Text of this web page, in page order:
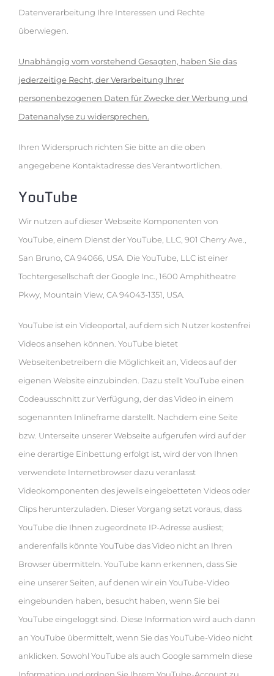
Datenverarbeitung Ihre Interessen und Rechte
überwiegen.
Unabhängig vom vorstehend Gesagten, haben Sie das
jederzeitige Recht, der Verarbeitung Ihrer
personenbezogenen Daten für Zwecke der Werbung und
Datenanalyse zu widersprechen.
Ihren Widerspruch richten Sie bitte an die oben
angegebene Kontaktadresse des Verantwortlichen.
YouTube
Wir nutzen auf dieser Webseite Komponenten von
YouTube, einem Dienst der YouTube, LLC, 901 Cherry Ave.,
San Bruno, CA 94066, USA. Die YouTube, LLC ist einer
Tochtergesellschaft der Google Inc., 1600 Amphitheatre
Pkwy, Mountain View, CA 94043-1351, USA.
YouTube ist ein Videoportal, auf dem sich Nutzer kostenfrei
Videos ansehen können. YouTube bietet
Webseitenbetreibern die Möglichkeit an, Videos auf der
eigenen Website einzubinden. Dazu stellt YouTube einen
Codeausschnitt zur Verfügung, der das Video in einem
sogenannten Inlineframe darstellt. Nachdem eine Seite
bzw. Unterseite unserer Webseite aufgerufen wird auf der
eine derartige Einbettung erfolgt ist, wird der von Ihnen
verwendete Internetbrowser dazu veranlasst
Videokomponenten des jeweils eingebetteten Videos oder
Clips herunterzuladen. Dieser Vorgang setzt voraus, dass
YouTube die Ihnen zugeordnete IP-Adresse ausliest;
anderenfalls könnte YouTube das Video nicht an Ihren
Browser übermitteln. YouTube kann erkennen, dass Sie
eine unserer Seiten, auf denen wir ein YouTube-Video
eingebunden haben, besucht haben, wenn Sie bei
YouTube eingeloggt sind. Diese Information wird auch dann
an YouTube übermittelt, wenn Sie das YouTube-Video nicht
anklicken. Sowohl YouTube als auch Google sammeln diese
Information und ordnen Sie Ihrem YouTube-Account zu.